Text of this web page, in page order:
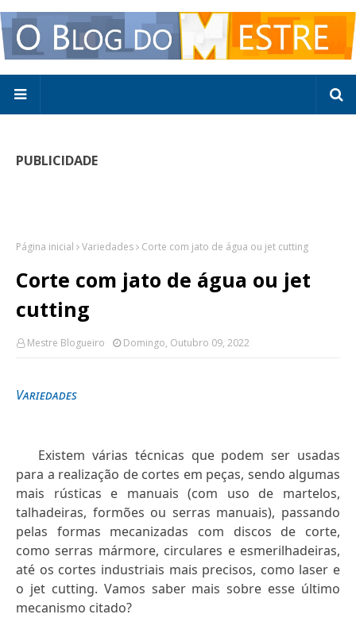
PUBLICIDADE
Página inicial Variedades Corte com jato de água ou jet cutting
Corte com jato de água ou jet
cutting
Mestre Blogueiro Domingo, Outubro 09, 2022
Variedades
Existem várias técnicas que podem ser usadas
para a realização de cortes em peças, sendo algumas
mais rústicas e manuais (com uso de martelos,
talhadeiras, formões ou serras manuais), passando
pelas formas mecanizadas com discos de corte,
como serras mármore, circulares e esmerilhadeiras,
até os cortes industriais mais precisos, como laser e
o jet cutting. Vamos saber mais sobre esse último
mecanismo citado?